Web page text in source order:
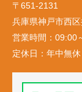
〒651-2131
兵庫県神戸市西
営業時間： 09:00
定休日： 年中無休